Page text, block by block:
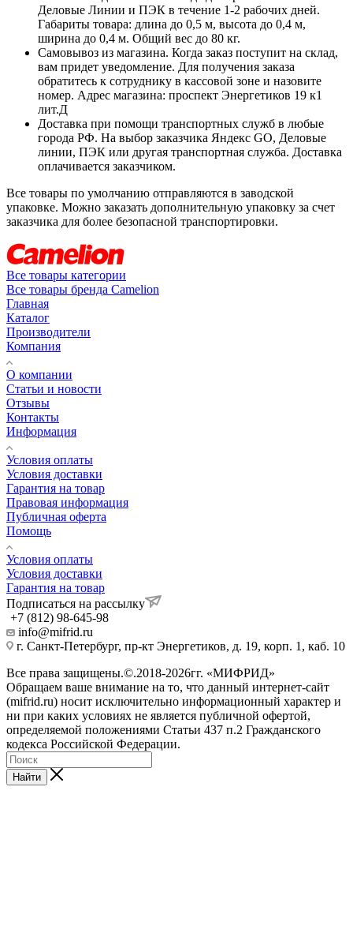
Деловые Линии и ПЭК в течение 1-2 рабочих дней.
Габариты товара: длина до 0,5 м, высота до 0,4 м,
ширина до 0,4 м. Общий вес до 80 кг.
Самовывоз из магазина. Когда заказ поступит на склад,
вам придет уведомление. Для получения заказа
обратитесь к сотруднику в кассовой зоне и назовите
номер. Адрес магазина: проспект Энергетиков 19 к1
лит.Д
Доставка при помощи транспортных служб в любые
города РФ. На выбор заказчика Яндекс GO, Деловые
линии, ПЭК или другая транспортная служба. Доставка
оплачивается заказчиком.
Все товары по умолчанию отправляются в заводской
упаковке. Можно заказать дополнительную упаковку за счет
заказчика для более безопасной транспортировки.
Все товары категории
Все товары бренда Camelion
Главная
Каталог
Производители
Компания
О компании
Статьи и новости
Отзывы
Контакты
Информация
Условия оплаты
Условия доставки
Гарантия на товар
Правовая информация
Публичная оферта
Помощь
Условия оплаты
Условия доставки
Гарантия на товар
Подписаться на рассылку
+7 (812) 98-645-98
info@mifrid.ru
г. Санкт-Петербург, пр-кт Энергетиков, д. 19, корп. 1, каб. 10
Все права защищены.©.2018-2026гг. «МИФРИД»
Обращаем ваше внимание на то, что данный интернет-сайт
(mifrid.ru) носит исключительно информационный характер и
ни при каких условиях не является публичной офертой,
определяемой положениями Статьи 437 п.2 Гражданского
кодекса Российской Федерации.
Найти